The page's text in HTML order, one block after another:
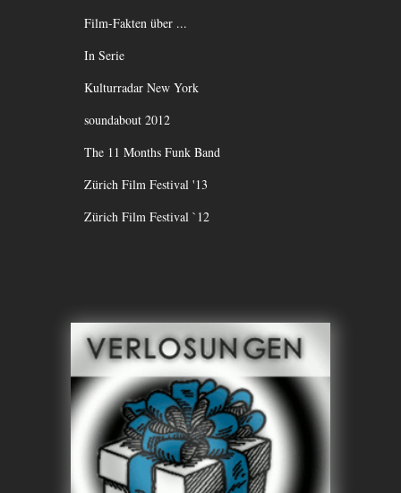
Film-Fakten über ...
In Serie
Kulturradar New York
soundabout 2012
The 11 Months Funk Band
Zürich Film Festival '13
Zürich Film Festival `12